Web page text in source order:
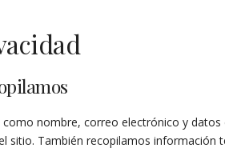
nombre, correo electrónico y
sitio. También recopilamos información